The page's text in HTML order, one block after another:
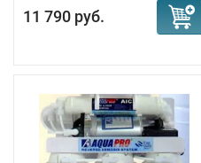
11 790 руб.